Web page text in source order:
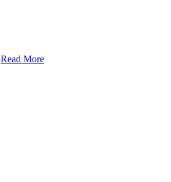
Read More